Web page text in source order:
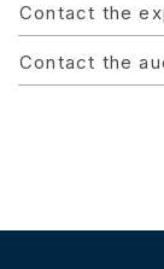
Contact the
Contact the